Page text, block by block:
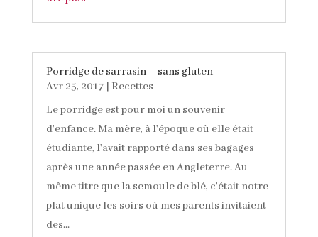
Porridge de sarrasin – sans gluten
Avr 25, 2017| Recettes
Le porridge est pour moi un souvenir
d'enfance. Ma mère, à l'époque où elle était
étudiante, l'avait rapporté dans ses bagages
après une année passée en Angleterre. Au
même titre que la semoule de blé, c'était notre
plat unique les soirs où mes parents invitaient
des...